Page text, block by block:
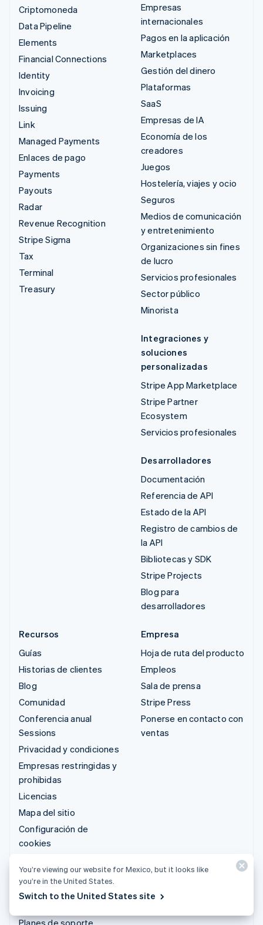
Criptomoneda
Data Pipeline
Elements
Financial Connections
Identity
Invoicing
Issuing
Link
Managed Payments
Enlaces de pago
Payments
Payouts
Radar
Revenue Recognition
Stripe Sigma
Tax
Terminal
Treasury
Empresas
internacionales
Pagos en la aplicación
Marketplaces
Gestión del dinero
Plataformas
SaaS
Empresas de IA
Economía de los
creadores
Juegos
Hostelería, viajes y ocio
Seguros
Medios de comunicación
y entretenimiento
Organizaciones sin fines
de lucro
Servicios profesionales
Sector público
Minorista
Integraciones y
soluciones
personalizadas
Stripe App Marketplace
Stripe Partner
Ecosystem
Servicios profesionales
Desarrolladores
Documentación
Referencia de API
Estado de la API
Registro de cambios de
la API
Bibliotecas y SDK
Stripe Projects
Blog para
desarrolladores
Recursos
Guías
Historias de clientes
Blog
Comunidad
Conferencia anual
Sessions
Privacidad y condiciones
Empresas restringidas y
prohibidas
Licencias
Mapa del sitio
Configuración de
cookies
Empresa
Hoja de ruta del producto
Empleos
Sala de prensa
Stripe Press
Ponerse en contacto con
ventas
Soporte
Planes de soporte
You’re viewing our website for Mexico, but it looks like
you’re in the United States.
Switch to the United States site